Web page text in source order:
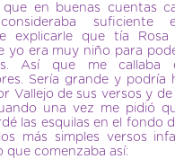
en buenas cuentas
suficiente
explicarle que tía Rosa
yo era muy niño para
Así que me callaba
Sería grande y podría
Vallejo de sus versos y
una vez me pidió
las esquilas en el fondo
más simples versos
que comenzaba así: